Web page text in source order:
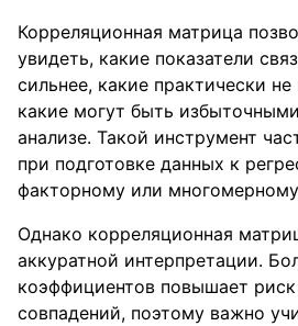
Корреляционная матрица
увидеть, какие показатели
сильнее, какие практически
какие могут быть
анализе. Такой инструмент
при подготовке данных к
факторному или многомерному
Однако корреляционная
аккуратной интерпретации.
коэффициентов повышает
совпадений, поэтому важно